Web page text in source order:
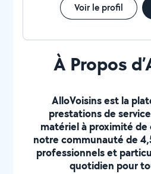
Voir le profil
À Propos
AlloVoisins est la
prestations de
matériel à proximité de
notre communauté de
professionnels et
quotidien pour